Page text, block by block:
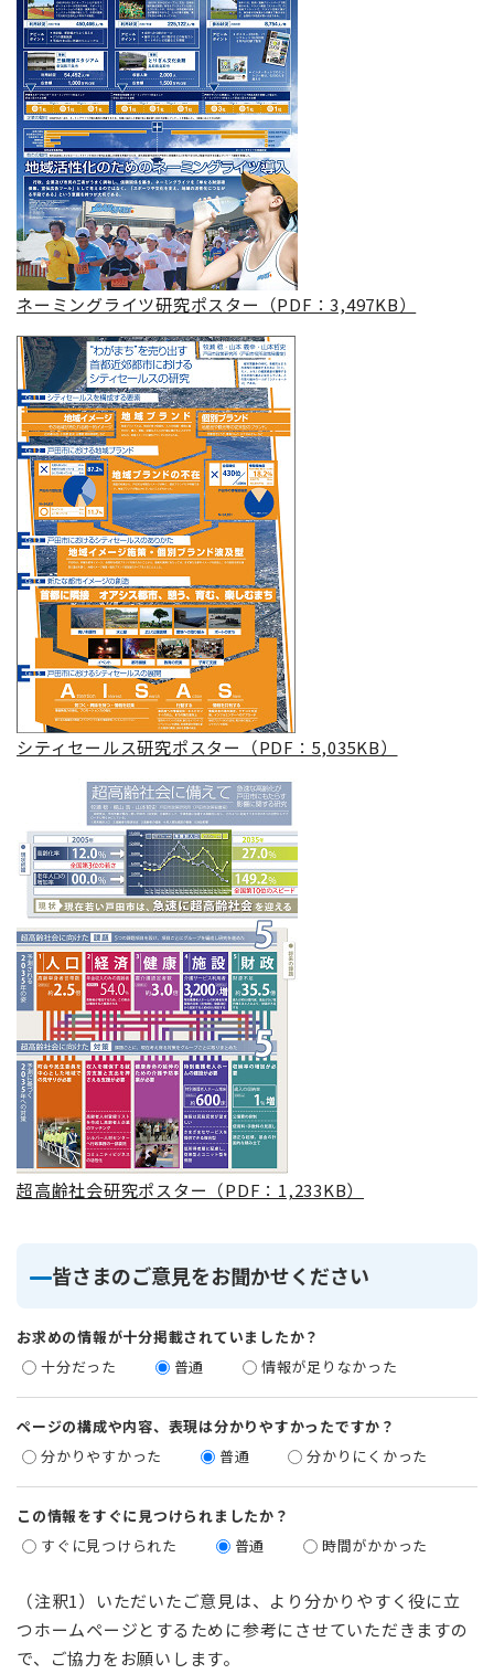
ネーミングライツ研究ポスター（PDF：3,497KB）
シティセールス研究ポスター（PDF：5,035KB）
超高齢社会研究ポスター（PDF：1,233KB）
皆さまのご意見をお聞かせください
お求めの情報が十分掲載されていましたか？
十分だった
普通 情報が足りなかった
ページの構成や内容、表現は分かりやすかったですか？
分かりやすかった
普通 分かりにくかった
この情報をすぐに見つけられましたか？
すぐに見つけられた
普通 時間がかかった
（注釈1）いただいたご意見は、より分かりやすく役に立
つホームページとするために参考にさせていただきますの
で、ご協力をお願いします。